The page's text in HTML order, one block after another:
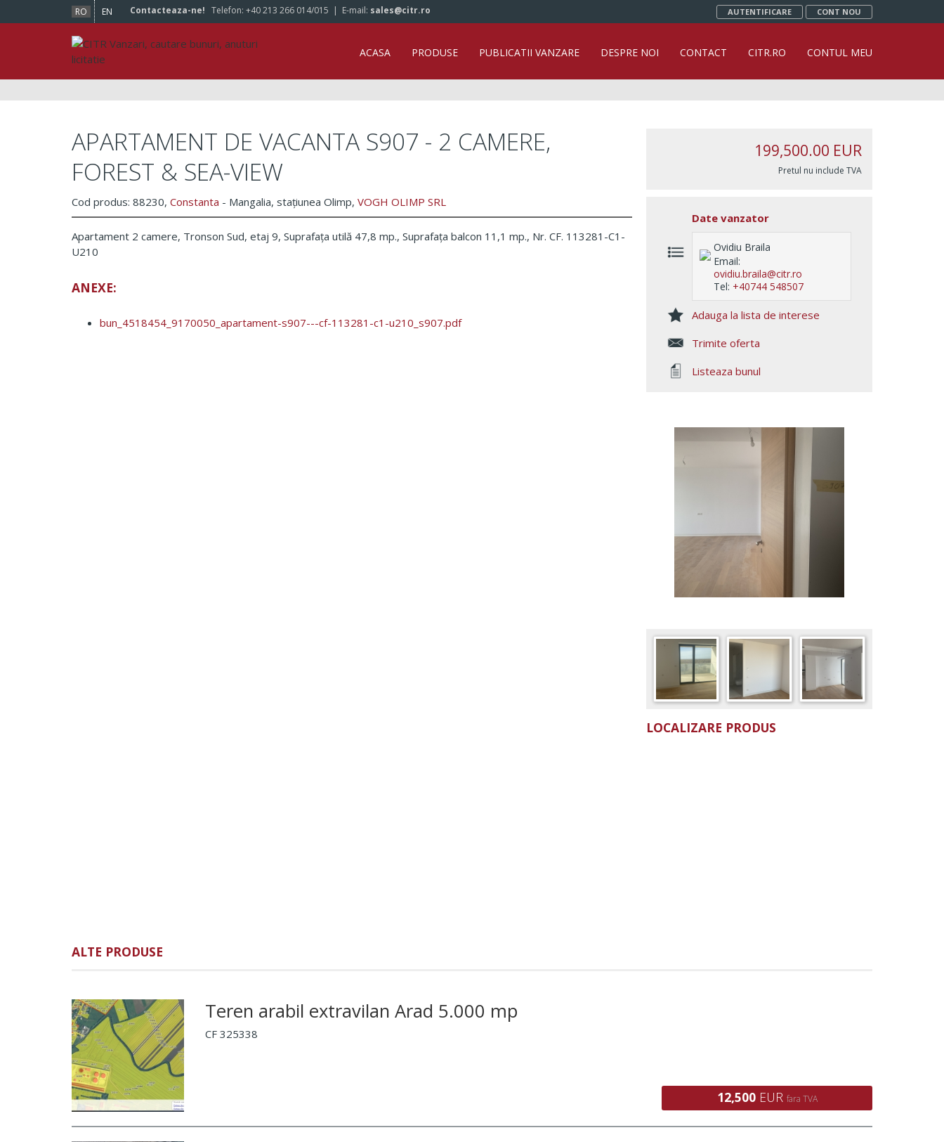
RO EN Contacteaza-ne! Telefon: +40 213 266 014/015 | E-mail: sales@citr.ro AUTENTIFICARE CONT NOU
ACASA PRODUSE PUBLICATII VANZARE DESPRE NOI CONTACT CITR.RO CONTUL MEU
APARTAMENT DE VACANTA S907 - 2 CAMERE,
FOREST & SEA-VIEW
Cod produs: 88230, Constanta - Mangalia, stațiunea Olimp, VOGH OLIMP SRL
Apartament 2 camere, Tronson Sud, etaj 9, Suprafața utilă 47,8 mp., Suprafața balcon 11,1 mp., Nr. CF. 113281-C1-
U210
ANEXE:
bun_4518454_9170050_apartament-s907---cf-113281-c1-u210_s907.pdf
199,500.00 EUR
Pretul nu include TVA
Date vanzator
Ovidiu Braila
Email:
ovidiu.braila@citr.ro
Tel: +40744 548507
Adauga la lista de interese
Trimite oferta
Listeaza bunul
LOCALIZARE PRODUS
ALTE PRODUSE
Teren arabil extravilan Arad 5.000 mp
CF 325338
12,500 EUR fara TVA